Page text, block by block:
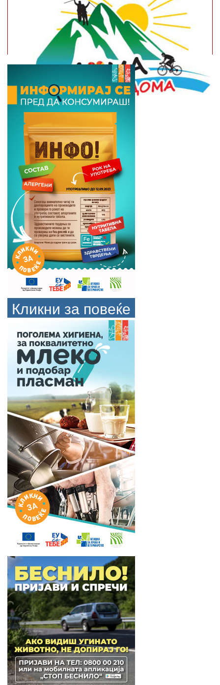
Кликни за повеќе